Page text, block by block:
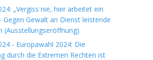
„Vergiss nie, hier arbeitet ein
Gegen Gewalt an Dienst leistende
(Ausstellungseröffnung)
- Europawahl 2024: Die
durch die Extremen Rechten ist